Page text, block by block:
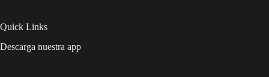
Quick Links
Descarga nuestra app